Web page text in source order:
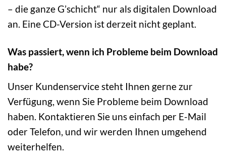
– die ganze G’schicht“ nur als digitalen Download
an. Eine CD-Version ist derzeit nicht geplant.
Was passiert, wenn ich Probleme beim Download
habe?
Unser Kundenservice steht Ihnen gerne zur
Verfügung, wenn Sie Probleme beim Download
haben. Kontaktieren Sie uns einfach per E-Mail
oder Telefon, und wir werden Ihnen umgehend
weiterhelfen.